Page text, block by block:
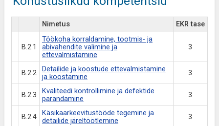
Nimetus EKR tase
B.2.1
Töökoha korraldamine, tootmis- ja
abivahendite valimine ja
ettevalmistamine
3
B.2.2
Detailide ja koostude ettevalmistamine
ja koostamine
3
B.2.3
Kvaliteedi kontrollimine ja defektide
parandamine
3
B.2.4
Käsikaarkeevitustööde tegemine ja
detailide järeltöötlemine
3